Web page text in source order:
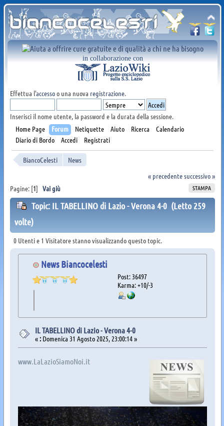
in collaborazione con
Effettua l'accessoo una nuova registrazione.
Inserisci il nome utente, la password e la durata della sessione.
Home Page
Forum Netiquette Aiuto Ricerca
Calendario
Diario di Bordo
Accedi Registrati
BiancoCelesti
News
« precedentesuccessivo »
STAMPA
Pagine: [1] Vai giù
Topic: IL TABELLINO di Lazio - Verona 4-0 (Letto 259
volte)
0 Utenti e 1 Visitatore stanno visualizzando questo topic.
News Biancocelesti
Post: 36497
Karma: +10/-3
IL TABELLINO di Lazio - Verona 4-0
«:Domenica 31 Agosto 2025, 23:00:14 »
www.LaLazioSiamoNoi.it